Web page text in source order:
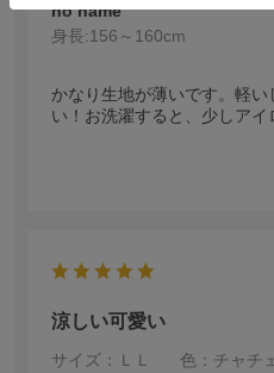
no name
身長:156～160cm
かなり生地が薄いです。軽
い！お洗濯すると、少しアイ
涼しい可愛い
サイズ：ＬＬ
色：チャチ